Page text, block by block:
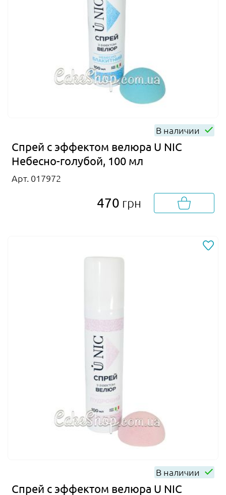
В наличии
Спрей с эффектом велюра U NIC
Небесно-голубой, 100 мл
Арт. 017972
470 грн
В наличии
Спрей с эффектом велюра U NIC